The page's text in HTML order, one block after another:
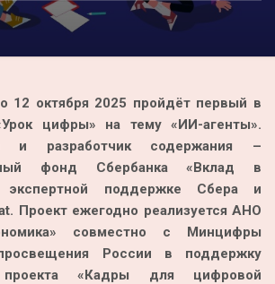
12 октября 2025 пройдёт первый в
цифры» на тему «ИИ-агенты».
и разработчик содержания –
фонд Сбербанка «Вклад в
поддержке Сбера и
Проект ежегодно реализуется АНО
совместно с Минцифры
России в поддержку
проекта «Кадры для цифровой